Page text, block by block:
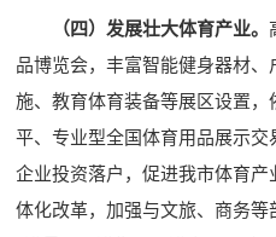
（四）发展壮大体育产业。
品博览会，丰富智能健身器材
施、教育体育装备等展区设置
平、专业型全国体育用品展示
企业投资落户，促进我市体育
体化改革，加强与文旅、商务